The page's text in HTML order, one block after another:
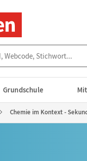
Grundschule
Chemie im Kontext -